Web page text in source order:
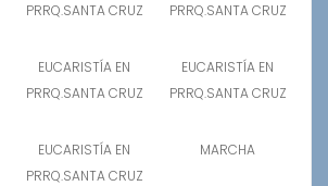
PRRQ.SANTA CRUZ
PRRQ.SANTA CRUZ
EUCARISTÍA EN
PRRQ.SANTA CRUZ
EUCARISTÍA EN
PRRQ.SANTA CRUZ
EUCARISTÍA EN
PRRQ.SANTA CRUZ
MARCHA